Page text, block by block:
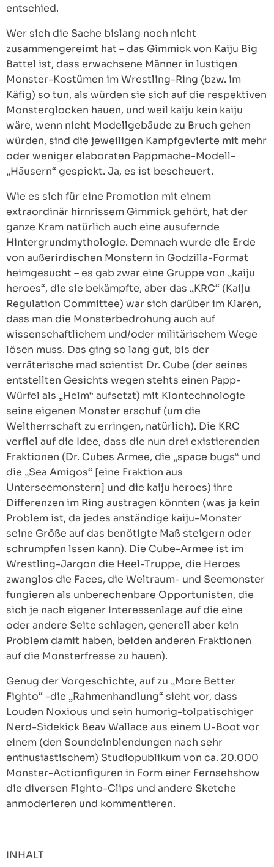
entschied.
Wer sich die Sache bislang noch nicht
zusammengereimt hat – das Gimmick von Kaiju Big
Battel ist, dass erwachsene Männer in lustigen
Monster-Kostümen im Wrestling-Ring (bzw. im
Käfig) so tun, als würden sie sich auf die respektiven
Monsterglocken hauen, und weil kaiju kein kaiju
wäre, wenn nicht Modellgebäude zu Bruch gehen
würden, sind die jeweiligen Kampfgevierte mit mehr
oder weniger elaboraten Pappmache-Modell-
„Häusern“ gespickt. Ja, es ist bescheuert.
Wie es sich für eine Promotion mit einem
extraordinär hirnrissem Gimmick gehört, hat der
ganze Kram natürlich auch eine ausufernde
Hintergrundmythologie. Demnach wurde die Erde
von außerirdischen Monstern in Godzilla-Format
heimgesucht – es gab zwar eine Gruppe von „kaiju
heroes“, die sie bekämpfte, aber das „KRC“ (Kaiju
Regulation Committee) war sich darüber im Klaren,
dass man die Monsterbedrohung auch auf
wissenschaftlichem und/oder militärischem Wege
lösen muss. Das ging so lang gut, bis der
verräterische mad scientist Dr. Cube (der seines
entstellten Gesichts wegen stehts einen Papp-
Würfel als „Helm“ aufsetzt) mit Klontechnologie
seine eigenen Monster erschuf (um die
Weltherrschaft zu erringen, natürlich). Die KRC
verfiel auf die Idee, dass die nun drei existierenden
Fraktionen (Dr. Cubes Armee, die „space bugs“ und
die „Sea Amigos“ [eine Fraktion aus
Unterseemonstern] und die kaiju heroes) ihre
Differenzen im Ring austragen könnten (was ja kein
Problem ist, da jedes anständige kaiju-Monster
seine Größe auf das benötigte Maß steigern oder
schrumpfen lssen kann). Die Cube-Armee ist im
Wrestling-Jargon die Heel-Truppe, die Heroes
zwanglos die Faces, die Weltraum- und Seemonster
fungieren als unberechenbare Opportunisten, die
sich je nach eigener Interessenlage auf die eine
oder andere Seite schlagen, generell aber kein
Problem damit haben, beiden anderen Fraktionen
auf die Monsterfresse zu hauen).
Genug der Vorgeschichte, auf zu „More Better
Fighto“ -die „Rahmenhandlung“ sieht vor, dass
Louden Noxious und sein humorig-tolpatischiger
Nerd-Sidekick Beav Wallace aus einem U-Boot vor
einem (den Soundeinblendungen nach sehr
enthusiastischem) Studiopublikum von ca. 20.000
Monster-Actionfiguren in Form einer Fernsehshow
die diversen Fighto-Clips und andere Sketche
anmoderieren und kommentieren.
INHALT